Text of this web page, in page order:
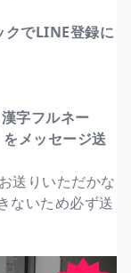
でLINE登録に
字フルネー
メッセージ送
送りいただかな
ないため必ず送